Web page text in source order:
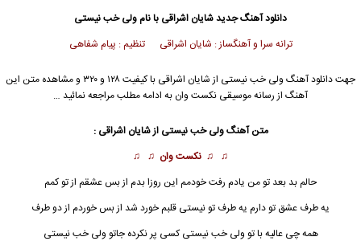
دانلود آهنگ جدیدشایان اشراقی با نام ولی خب نیستی
ترانه سرا و آهنگساز : شایان اشراقی تنظیم : پیام شفاهی
جهت دانلود آهنگ ولی خب نیستی از شایان اشراقی
با کیفیت ۱۲۸ و ۳۲۰ و مشاهده متن این
آهنگ از رسانه موسیقی نکست وان به ادامه مطلب مراجعه نمائید …
متن آهنگ ولی خب نیستی ازشایان اشراقی :
♫ ♫ نکست وان ♫ ♫
حالم بد بعد تو من یادم رفت خودمم این روزا بدم از بس عشقم از تو کمم
یه طرف عشق تو دارم یه طرف تو نیستی قلبم خورد شد از بس خوردم از دو طرف
همه چی عالیه با تو ولی خب نیستی کسی پر نکرده جاتو ولی خب نیستی